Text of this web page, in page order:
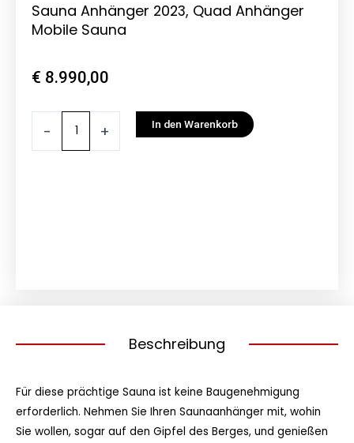
Sauna Anhänger 2023, Quad Anhänger
Mobile Sauna
€ 8.990,00
- + In den Warenkorb
Beschreibung
Für diese prächtige Sauna ist keine Baugenehmigung
erforderlich. Nehmen Sie Ihren Saunaanhänger mit, wohin
Sie wollen, sogar auf den Gipfel des Berges, und genießen